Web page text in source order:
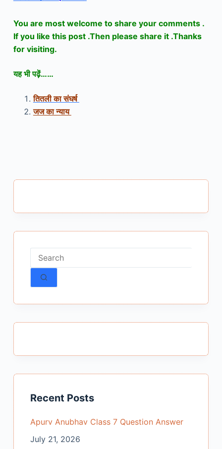
You are most welcome to share your comments .
If you like this post .Then please share it .Thanks
for visiting.
यह भी पढ़ें……
तितली का संघर्ष
जज का न्याय
No
results
Recent Posts
Apurv Anubhav Class 7 Question Answer
July 21, 2026